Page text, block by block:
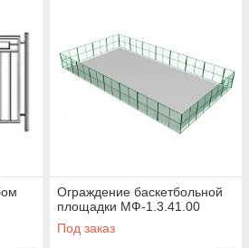
Ограждение баскетбольной
площадки МФ-1.3.41.00
Под заказ